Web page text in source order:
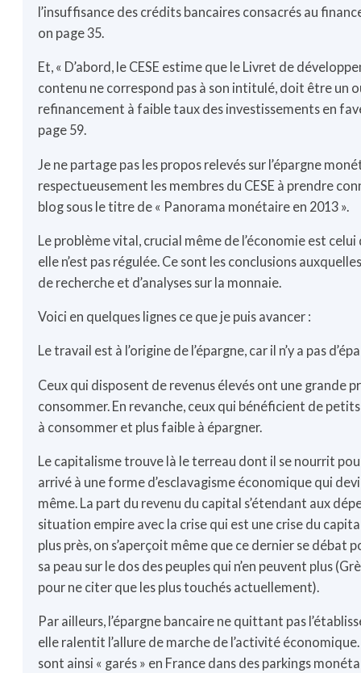
l’insuffisance des crédits bancaires consacrés au
on page 35.
Et, « D’abord, le CESE estime que le Livret de
contenu ne correspond pas à son intitulé, doit être
refinancement à faible taux des investissements en
page 59.
Je ne partage pas les propos relevés sur l’épargne
respectueusement les membres du CESE à prendre
blog sous le titre de « Panorama monétaire en 2013 ».
Le problème vital, crucial même de l’économie est celui
elle n’est pas régulée. Ce sont les conclusions
de recherche et d’analyses sur la monnaie.
Voici en quelques lignes ce que je puis avancer :
Le travail est à l’origine de l’épargne, car il n’y a pas
Ceux qui disposent de revenus élevés ont une grande
consommer. En revanche, ceux qui bénéficient de
à consommer et plus faible à épargner.
Le capitalisme trouve là le terreau dont il se nourrit
arrivé à une forme d’esclavagisme économique qui
même. La part du revenu du capital s’étendant aux
situation empire avec la crise qui est une crise du
plus près, on s’aperçoit même que ce dernier se débat
sa peau sur le dos des peuples qui n’en peuvent plus
pour ne citer que les plus touchés actuellement).
Par ailleurs, l’épargne bancaire ne quittant pas
elle ralentit l’allure de marche de l’activité
sont ainsi « garés » en France dans des parkings